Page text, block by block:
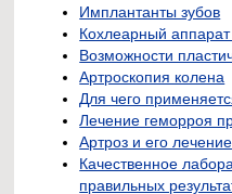
Имплантанты зубов
Кохлеарный
Возможности
Артроскопия колена
Для чего
Лечение геморроя
Артроз и его лечение
Качественное
правильных